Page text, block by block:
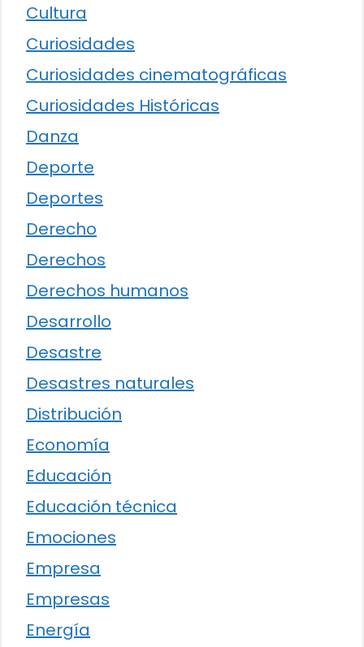
Cultura
Curiosidades
Curiosidades cinematográficas
Curiosidades Históricas
Danza
Deporte
Deportes
Derecho
Derechos
Derechos humanos
Desarrollo
Desastre
Desastres naturales
Distribución
Economía
Educación
Educación técnica
Emociones
Empresa
Empresas
Energía